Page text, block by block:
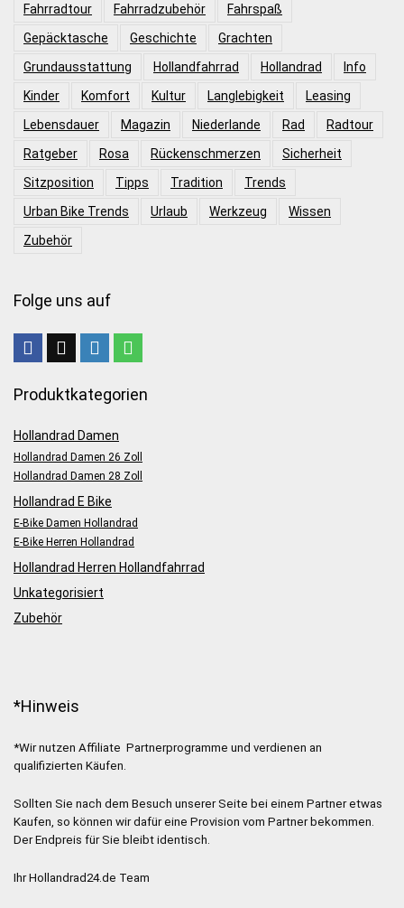
Fahrradtour
Fahrradzubehör
Fahrspaß
Gepäcktasche
Geschichte
Grachten
Grundausstattung
Hollandfahrrad Hollandrad
Info
Kinder
Komfort Kultur Langlebigkeit
Leasing
Lebensdauer
Magazin Niederlande Rad
Radtour
Ratgeber
Rosa Rückenschmerzen
Sicherheit
Sitzposition
Tipps Tradition
Trends
Urban Bike Trends
Urlaub Werkzeug
Wissen
Zubehör
Folge uns auf
Produktkategorien
Hollandrad Damen
Hollandrad Damen 26 Zoll
Hollandrad Damen 28 Zoll
Hollandrad E Bike
E-Bike Damen Hollandrad
E-Bike Herren Hollandrad
Hollandrad Herren Hollandfahrrad
Unkategorisiert
Zubehör
*Hinweis
*Wir nutzen Affiliate Partnerprogramme und verdienen an
qualifizierten Käufen.
Sollten Sie nach dem Besuch unserer Seite bei einem Partner etwas
Kaufen, so können wir dafür eine Provision vom Partner bekommen.
Der Endpreis für Sie bleibt identisch.
Ihr Hollandrad24.de Team